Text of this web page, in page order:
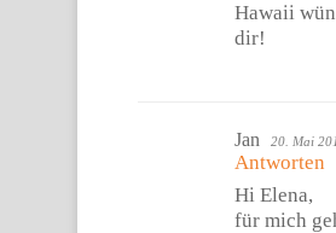
Hawaii
dir!
Jan 20. Mai
Antworten
Hi Elena,
für mich